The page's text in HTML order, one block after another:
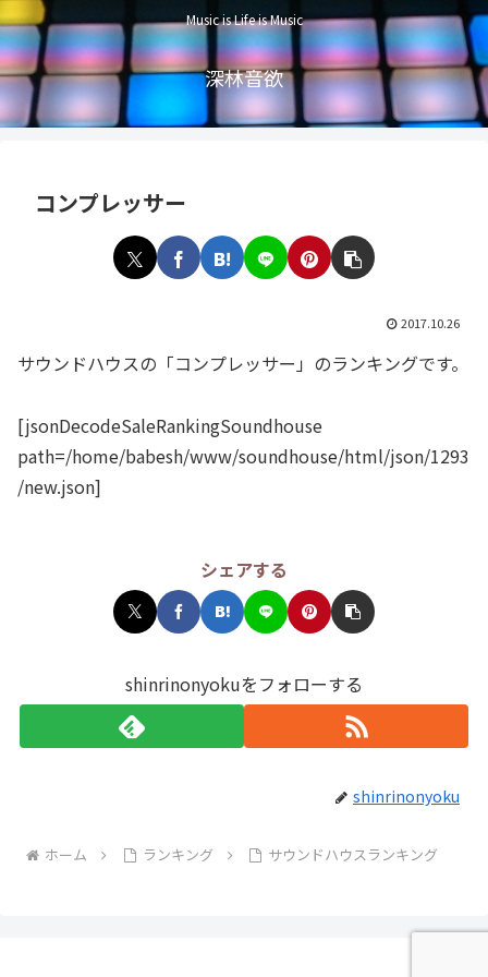
Music is Life is Music
深林音欲
コンプレッサー
2017.10.26
サウンドハウスの「コンプレッサー」のランキングです。
[jsonDecodeSaleRankingSoundhouse
path=/home/babesh/www/soundhouse/html/json/1293
/new.json]
シェアする
shinrinonyokuをフォローする
shinrinonyoku
ホーム ランキング サウンドハウスランキング